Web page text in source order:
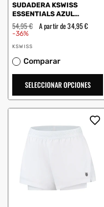
SUDADERA KSWISS
ESSENTIALS AZUL
MARINO
Precio
habitual
54,95 € Precio
de
A partir de 34,95 €
-36%
Proveedor:
KSWISS
Comparar
SELECCIONAR OPCIONES